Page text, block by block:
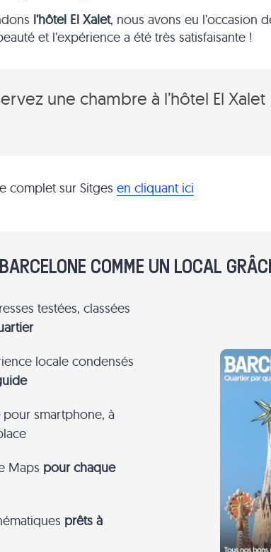
l’hôtel El Xalet, nous avons eu l’occasion
et l’expérience a été très satisfaisante !
une chambre à l’hôtel El Xalet
complet sur Sitgesen cliquant ici
COMME UN LOCAL
testées, classées
locale condensés
pour smartphone, à
Maps pour chaque
prêts à